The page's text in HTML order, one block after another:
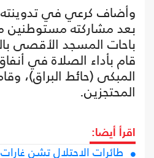
وأضاف كرعي في
بعد مشاركته مستوطنين
باحات المسجد الأقصى
قام بأداء الصلاة في
المبكى (حائط البراق)،
المحتجزين.
اقرأ أيضا:
طائرات الاحتلال تشن